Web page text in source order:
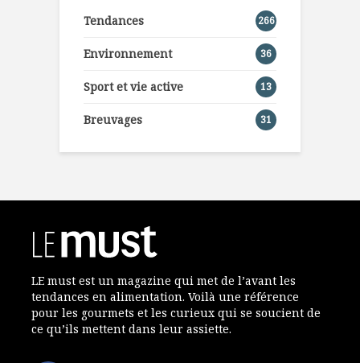
Tendances 266
Environnement 36
Sport et vie active 13
Breuvages 31
LE must est un magazine qui met de l’avant les
tendances en alimentation. Voilà une référence
pour les gourmets et les curieux qui se soucient de
ce qu’ils mettent dans leur assiette.